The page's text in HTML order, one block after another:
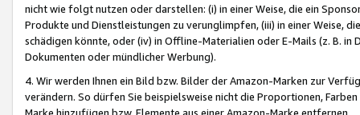
nicht wie folgt nutzen oder darstellen: (i) in einer Weise, die ein
Produkte und Dienstleistungen zu verunglimpfen, (iii) in einer Weise,
schädigen könnte, oder (iv) in Offline-Materialien oder E-Mails (z. B. in
Dokumenten oder mündlicher Werbung).
4. Wir werden Ihnen ein Bild bzw. Bilder der Amazon-Marken zur
verändern. So dürfen Sie beispielsweise nicht die Proportionen,
Marke hinzufügen bzw. Elemente aus einer Amazon-Marke entfernen.